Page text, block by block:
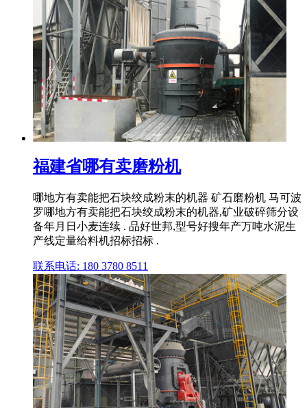
福建省哪有卖磨粉机
哪地方有卖能把石块绞成粉末的机器 矿石磨粉机 马可波
罗哪地方有卖能把石块绞成粉末的机器,矿业破碎筛分设
备年月日小麦连续 . 品好世邦,型号好搜年产万吨水泥生
产线定量给料机招标招标 .
联系电话: 180 3780 8511